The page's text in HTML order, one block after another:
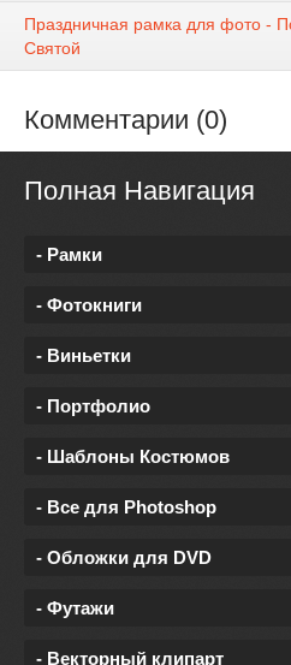
Праздничная рамка для фото -
Святой
Комментарии (0)
Полная Навигация
- Рамки
- Фотокниги
- Виньетки
- Портфолио
- Шаблоны Костюмов
- Все для Photoshop
- Обложки для DVD
- Футажи
- Векторный клипарт